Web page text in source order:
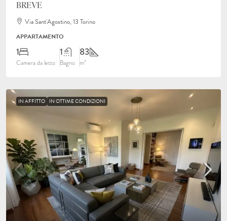
BREVE
Via Sant'Agostino, 13 Torino
APPARTAMENTO
1
Camera da letto
1
Bagno
83
m²
IN AFFITTO IN OTTIME CONDIZIONI